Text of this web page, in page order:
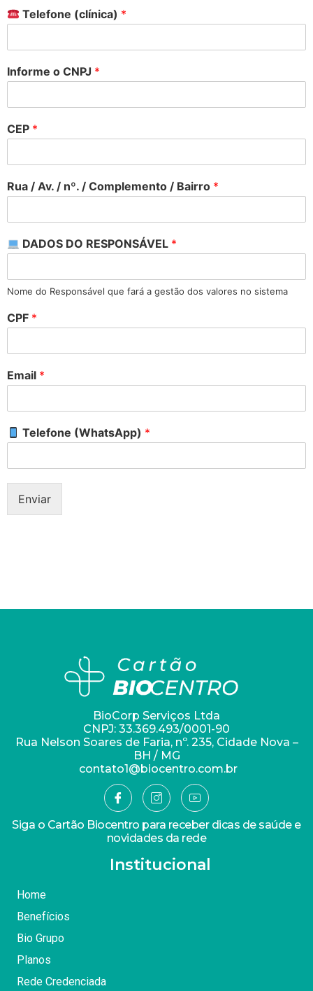
Telefone (clínica) *
Informe o CNPJ *
CEP *
Rua / Av. / nº. / Complemento / Bairro *
DADOS DO RESPONSÁVEL *
Nome do Responsável que fará a gestão dos valores no sistema
CPF *
Email *
Telefone (WhatsApp) *
Enviar
BioCorp Serviços Ltda
CNPJ: 33.369.493/0001-90
Rua Nelson Soares de Faria, nº. 235, Cidade Nova –
BH / MG
contato1@biocentro.com.br
Siga o Cartão Biocentro para receber dicas de saúde e
novidades da rede
Institucional
Home
Benefícios
Bio Grupo
Planos
Rede Credenciada